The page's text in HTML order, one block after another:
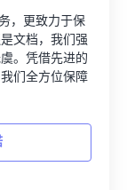
，更致力于保
文档，我们强
。凭借先进的
们全方位保障